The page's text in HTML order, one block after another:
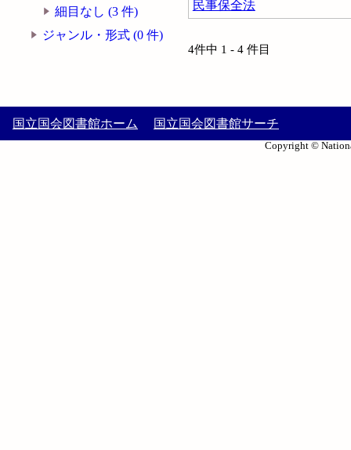
細目なし (3 件)
ジャンル・形式 (0 件)
民事保全法
4件中 1 - 4 件目
国立国会図書館ホーム 国立国会図書館サーチ
Copyright ©